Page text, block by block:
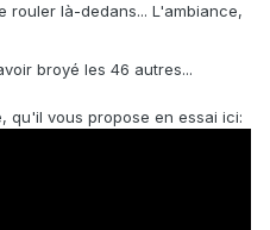
rouler là-dedans... L'ambiance,
broyé les 46 autres...
qu'il vous propose en essai ici: